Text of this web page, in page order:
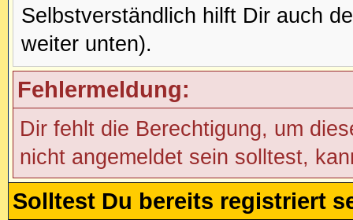
Selbstverständlich hilft Dir auch
weiter unten).
Fehlermeldung:
Dir fehlt die Berechtigung, um
nicht angemeldet sein solltest,
Solltest Du bereits registriert